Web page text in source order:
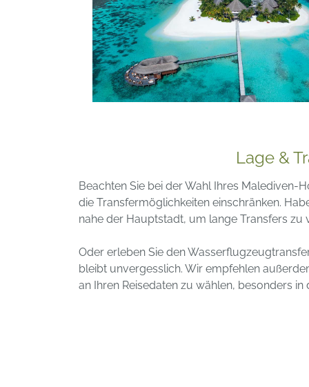
Lage &
Beachten Sie bei der Wahl Ihres Malediven-
die Transfermöglichkeiten einschränken.
nahe der Hauptstadt, um lange Transfers zu
Oder erleben Sie den
bleibt unvergesslich. Wir empfehlen
an Ihren Reisedaten zu wählen, besonders in